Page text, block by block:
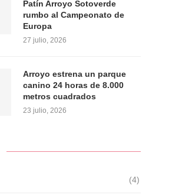
Patín Arroyo Sotoverde
rumbo al Campeonato de
Europa
27 julio, 2026
Arroyo estrena un parque
canino 24 horas de 8.000
metros cuadrados
23 julio, 2026
(4)